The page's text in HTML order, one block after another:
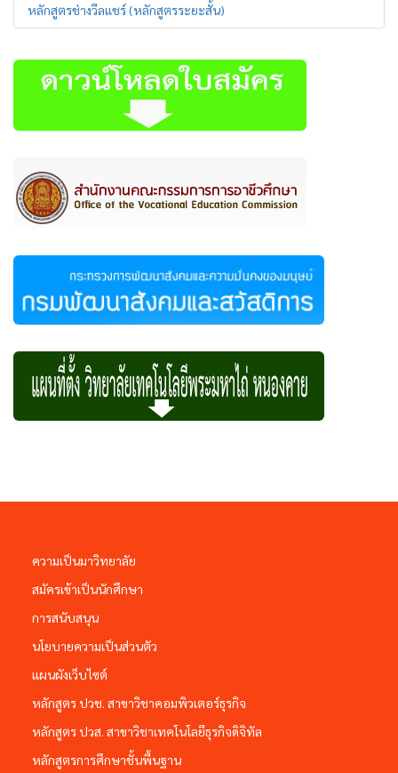
หลักสูตรช่างวีลแชร์ (หลักสูตรระยะสั้น)
ความเป็นมาวิทยาลัย
สมัครเข้าเป็นนักศึกษา
การสนับสนุน
นโยบายความเป็นส่วนตัว
แผนผังเว็บไซต์
หลักสูตร ปวช. สาขาวิชาคอมพิวเตอร์ธุรกิจ
หลักสูตร ปวส. สาขาวิชาเทคโนโลยีธุรกิจดิจิทัล
หลักสูตรการศึกษาชั้นพื้นฐาน